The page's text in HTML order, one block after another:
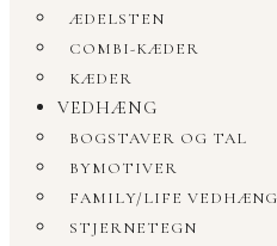
ÆDELSTEN
COMBI-KÆDER
KÆDER
VEDHÆNG
BOGSTAVER OG TAL
BYMOTIVER
FAMILY/LIFE VEDHÆNG
STJERNETEGN